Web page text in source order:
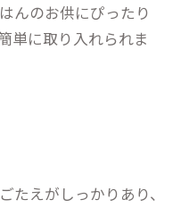
んのお供にぴったり
単に取り入れられま
たえがしっかりあり、